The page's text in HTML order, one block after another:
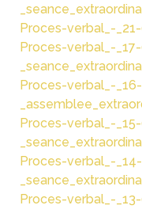
Proces-verbal_-
Proces-verbal_-
Proces-verbal_-
Proces-verbal_-
Proces-verbal_-
Proces-verbal_-